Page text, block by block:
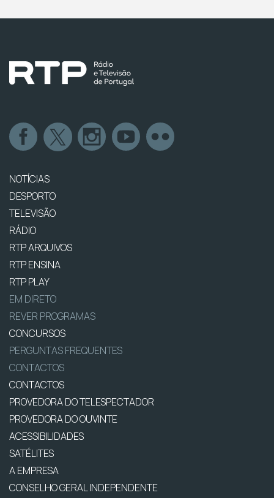
NOTÍCIAS
DESPORTO
TELEVISÃO
RÁDIO
RTP ARQUIVOS
RTP ENSINA
RTP PLAY
EM DIRETO
REVER PROGRAMAS
CONCURSOS
PERGUNTAS FREQUENTES
CONTACTOS
CONTACTOS
PROVEDORA DO TELESPECTADOR
PROVEDORA DO OUVINTE
ACESSIBILIDADES
SATÉLITES
A EMPRESA
CONSELHO GERAL INDEPENDENTE